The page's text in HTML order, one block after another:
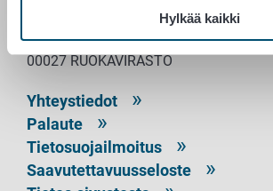
Hylkää kaikki
PL 100
00027 RUOKAVIRASTO
Yhteystiedot
Palaute
Tietosuojailmoitus
Saavutettavuusseloste